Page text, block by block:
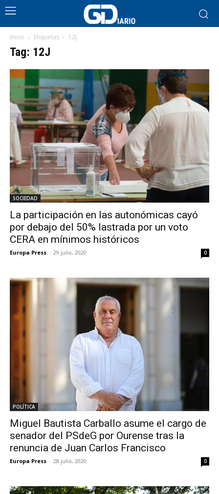
Inicio Etiquetas 12J
Tag: 12J
SOCIEDAD
La participación en las autonómicas cayó
por debajo del 50% lastrada por un voto
CERA en mínimos históricos
Europa Press - 29 julio, 2020 0
POLÍTICA
Miguel Bautista Carballo asume el cargo de
senador del PSdeG por Ourense tras la
renuncia de Juan Carlos Francisco
Europa Press - 28 julio, 2020 0